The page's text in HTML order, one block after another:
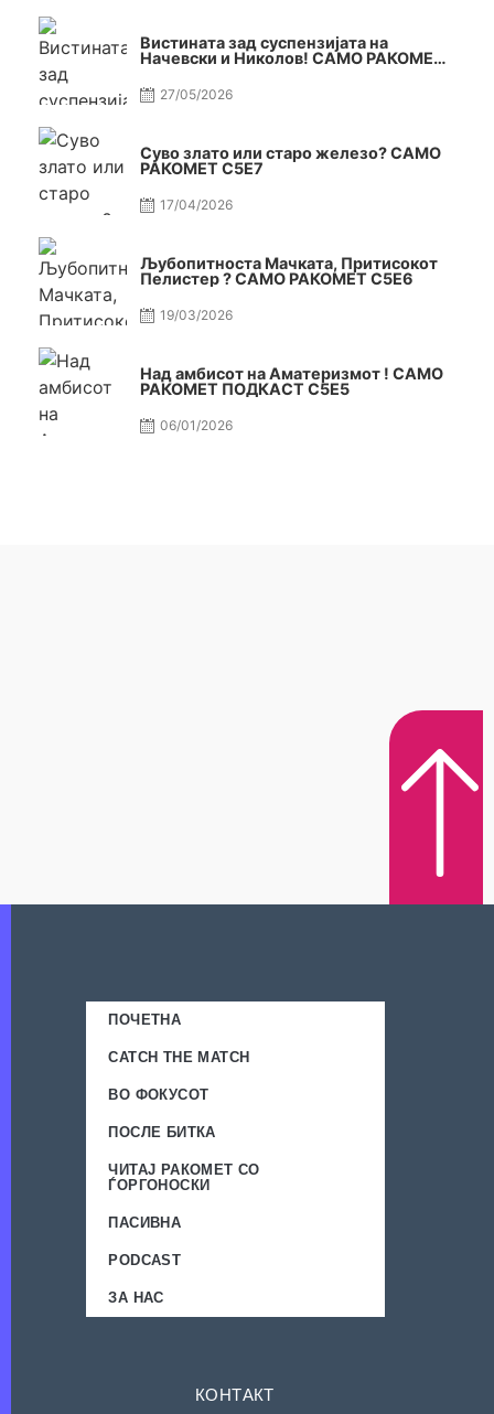
Вистината зад суспензијата на
Начевски и Николов! САМО РАКОМЕТ
27/05/2026
Суво злато или старо железо? САМО
РАКОМЕТ С5Е7
17/04/2026
Љубопитноста Мачката, Притисокот
Пелистер ? САМО РАКОМЕТ С5Е6
19/03/2026
Над амбисот на Аматеризмот ! САМО
РАКОМЕТ ПОДКАСТ С5E5
06/01/2026
ПОЧЕТНА
CATCH THE MATCH
ВО ФОКУСОТ
ПОСЛЕ БИТКА
ЧИТАЈ РАКОМЕТ СО
ЃОРГОНОСКИ
ПАСИВНА
PODCAST
ЗА НАС
КОНТАКТ